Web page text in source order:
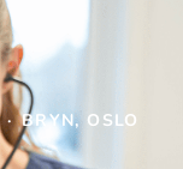
· BRYN, OSLO